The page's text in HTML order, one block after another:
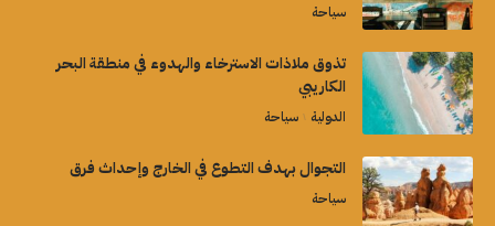
سياحة
تذوق ملاذات الاسترخاء والهدوء في منطقة البحر
الكاريبي
الدولية سياحة
التجوال بهدف التطوع في الخارج وإحداث فرق
سياحة